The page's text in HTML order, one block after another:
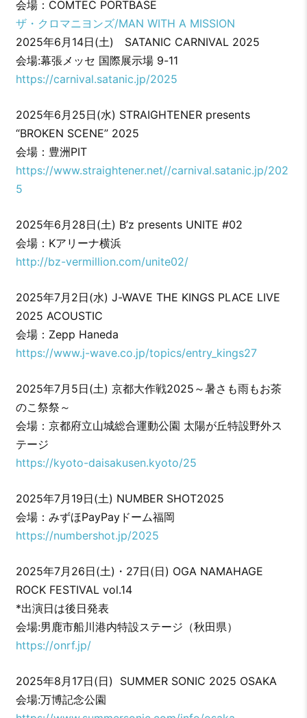
会場：COMTEC PORTBASE
ザ・クロマニヨンズ/MAN WITH A MISSION
2025年6月14日(土) SATANIC CARNIVAL 2025
会場:幕張メッセ 国際展示場 9-11
https://carnival.satanic.jp/2025
2025年6月25日(水) STRAIGHTENER presents
“BROKEN SCENE” 2025
会場：豊洲PIT
https://www.straightener.net//carnival.satanic.jp/202
5
2025年6月28日(土) B’z presents UNITE #02
会場：Kアリーナ横浜
http://bz-vermillion.com/unite02/
2025年7月2日(水) J-WAVE THE KINGS PLACE LIVE
2025 ACOUSTIC
会場：Zepp Haneda
https://www.j-wave.co.jp/topics/entry_kings27
2025年7月5日(土) 京都⼤作戦2025～暑さも⾬もお茶
のこ祭祭～
会場：京都府立山城総合運動公園 太陽が丘特設野外ス
テージ
https://kyoto-daisakusen.kyoto/25
2025年7月19日(土) NUMBER SHOT2025
会場：みずほPayPayドーム福岡
https://numbershot.jp/2025
2025年7月26日(土)・27日(日) OGA NAMAHAGE
ROCK FESTIVAL vol.14
*出演日は後日発表
会場:男鹿市船川港内特設ステージ（秋田県）
https://onrf.jp/​
2025年8月17日(日) SUMMER SONIC 2025 OSAKA
会場:万博記念公園